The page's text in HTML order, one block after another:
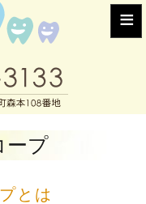
≡
ープ
とは